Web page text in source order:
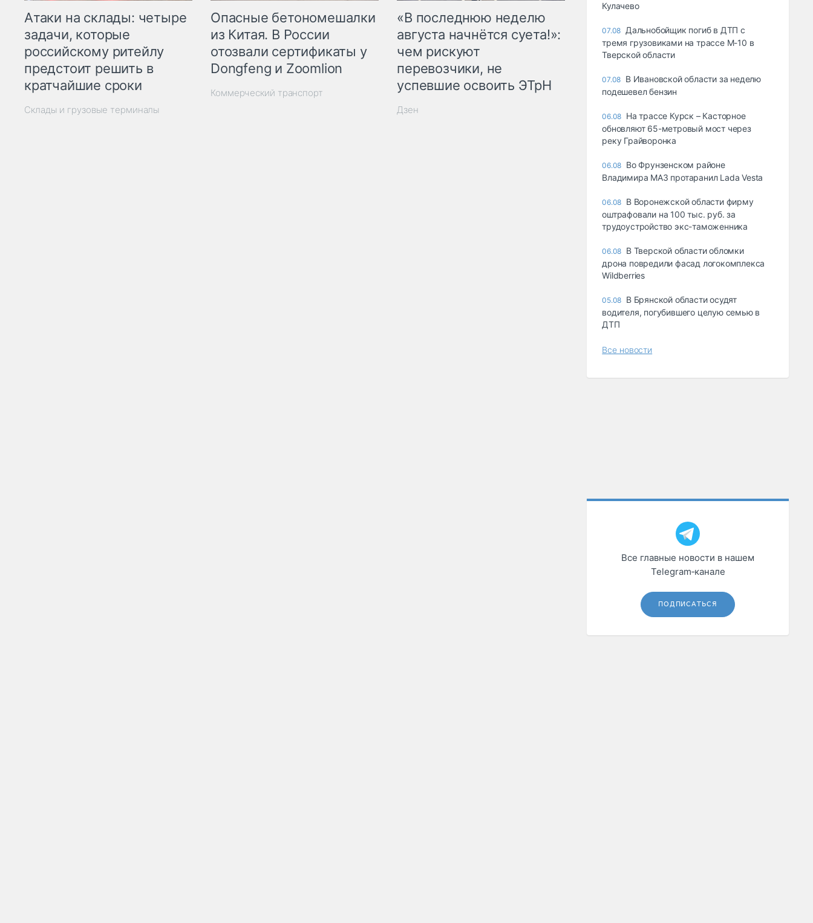
Атаки на склады: четыре
задачи, которые
российскому ритейлу
предстоит решить в
кратчайшие сроки
Склады и грузовые терминалы
Опасные бетономешалки
из Китая. В России
отозвали сертификаты у
Dongfeng и Zoomlion
Коммерческий транспорт
«В последнюю неделю
августа начнётся суета!»:
чем рискуют
перевозчики, не
успевшие освоить ЭТрН
Дзен
Кулачево
07.08 Дальнобойщик погиб в ДТП с
тремя грузовиками на трассе М-10 в
Тверской области
07.08 В Ивановской области за неделю
подешевел бензин
06.08 На трассе Курск – Касторное
обновляют 65-метровый мост через
реку Грайворонка
06.08 Во Фрунзенском районе
Владимира МАЗ протаранил Lada Vesta
06.08 В Воронежской области фирму
оштрафовали на 100 тыс. руб. за
трудоустройство экс-таможенника
06.08 В Тверской области обломки
дрона повредили фасад логокомплекса
Wildberries
05.08 В Брянской области осудят
водителя, погубившего целую семью в
ДТП
Все новости
Все главные новости в нашем
Telegram‑канале
ПОДПИСАТЬСЯ